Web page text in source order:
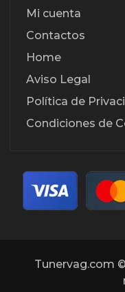
Mi cuenta
Contactos
Home
Aviso Legal
Política de
Condiciones de
Tunervag.com